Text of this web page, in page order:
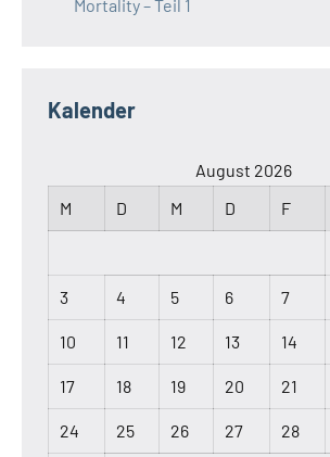
Mortality – Teil 1
Kalender
August 2026
M
D M D F
3 4 5 6 7
10 11 12 13 14
17 18 19 20 21
24 25 26 27 28